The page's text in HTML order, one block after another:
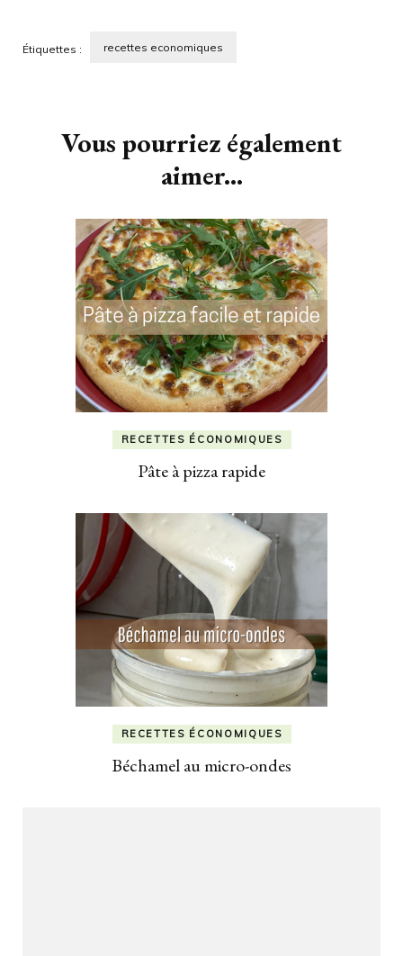
Étiquettes : recettes economiques
Vous pourriez également
aimer...
RECETTES ÉCONOMIQUES
Pâte à pizza rapide
RECETTES ÉCONOMIQUES
Béchamel au micro-ondes